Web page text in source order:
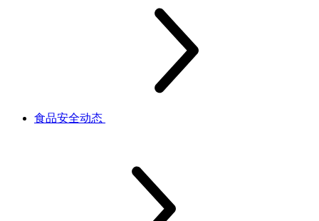
食品安全动态